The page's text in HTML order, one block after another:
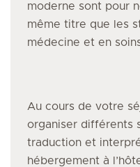
moderne sont pour
même titre que les
médecine et en
Au cours de votre
organiser différents
traduction et
hébergement à